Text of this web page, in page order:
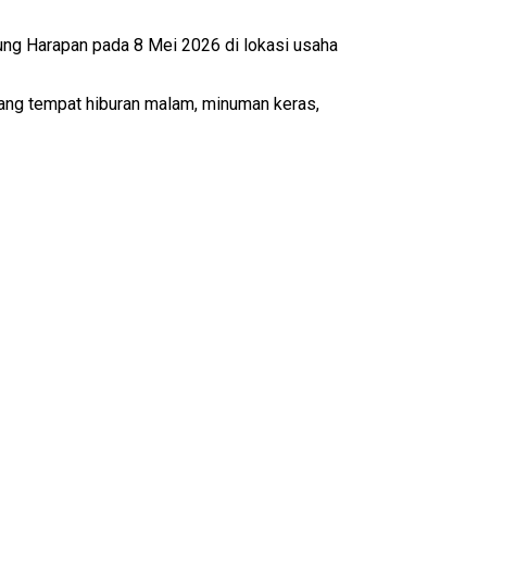
Harapan pada 8 Mei 2026 di lokasi usaha
tempat hiburan malam, minuman keras,